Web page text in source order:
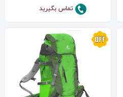
تماس بگیرید